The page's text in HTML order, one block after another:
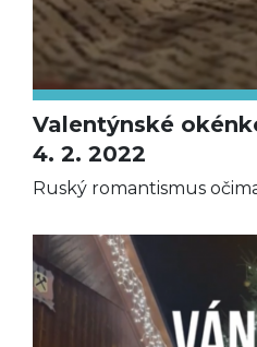
Valentýnské
4. 2. 2022
Ruský romantismus